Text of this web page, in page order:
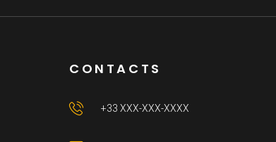
CONTACTS
+33 XXX-XXX-XXXX